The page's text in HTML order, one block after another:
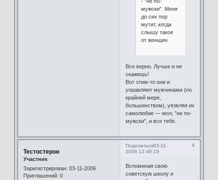
мужски". Меня
до сих пор
мутит, когда
слышу такое
от женщин.
Все верно. Лучше и не
скажешь!
Вот этим-то они и
управляют мужчинами (по
крайней мере,
большинством), уязвляя их
самолюбие — мол, "не по-
мужски", и все тебе.
Поделиться 4
03-11-
2006 12:49:19
Тестостерон
Участник
Зарегистрирован: 03-11-2006
Приглашений: 0
Вспоминая свою
советскую школу и